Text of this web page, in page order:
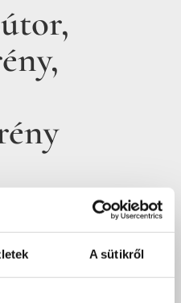
A sütikről